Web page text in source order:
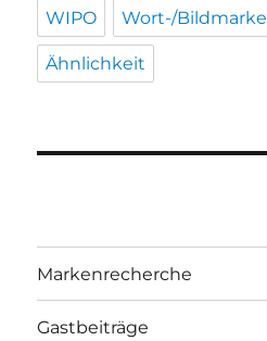
WIPO Wort-/Bildmarke
Ähnlichkeit
Markenrecherche
Gastbeiträge